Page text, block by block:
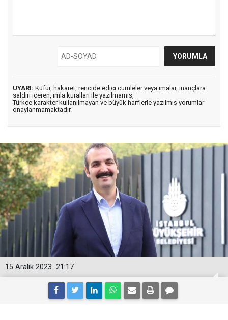
UYARI: Küfür, hakaret, rencide edici cümleler veya imalar, inançlara
saldırı içeren, imla kuralları ile yazılmamış,
Türkçe karakter kullanılmayan ve büyük harflerle yazılmış yorumlar
onaylanmamaktadır.
21:17
15 Aralık 2023